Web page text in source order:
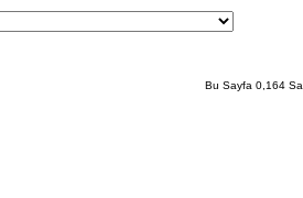
Bu Sayfa 0,164